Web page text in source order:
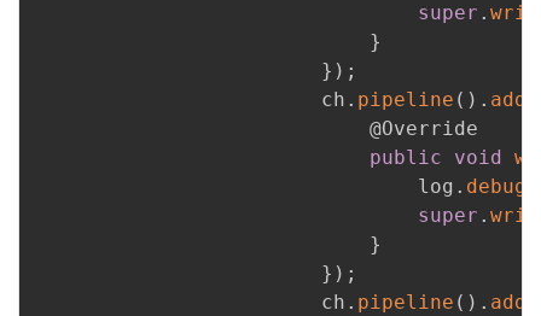
super .
}
} ) ;
                        ch
. pipeline ( ) .
@Override
public
void
                                log
. debug
super .
}
} ) ;
                        ch
. pipeline ( ) .